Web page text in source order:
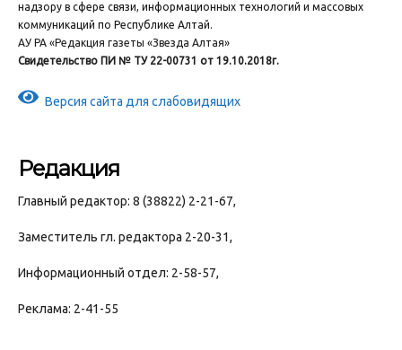
надзору в сфере связи, информационных технологий и массовых
коммуникаций по Республике Алтай.
АУ РА «Редакция газеты «Звезда Алтая»
Свидетельство ПИ № ТУ 22-00731 от 19.10.2018г.
Версия сайта для слабовидящих
Редакция
Главный редактор: 8 (38822) 2-21-67,
Заместитель гл. редактора 2-20-31,
Информационный отдел: 2-58-57,
Реклама: 2-41-55